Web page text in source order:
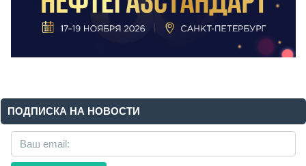
ПОДПИСКА НА НОВОСТИ